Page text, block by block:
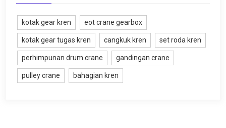
kotak gear kren eot crane gearbox
kotak gear tugas kren cangkuk kren set roda kren
perhimpunan drum crane gandingan crane
pulley crane bahagian kren